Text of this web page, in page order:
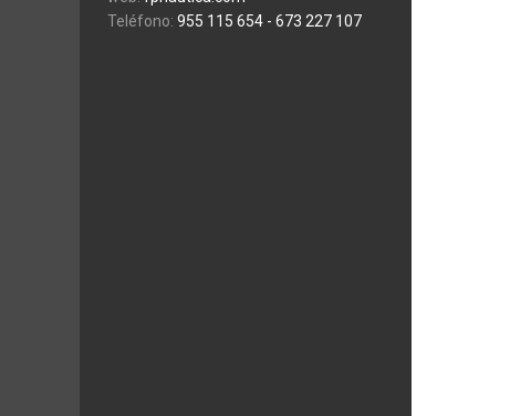
Teléfono: 955 115 654 - 673 227 107